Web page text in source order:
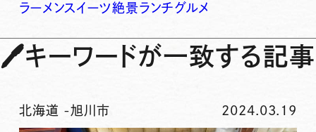
ラーメンスイーツ絶景ランチグルメ
🖊キーワードが一致する記事
北海道 -旭川市 2024.03.19